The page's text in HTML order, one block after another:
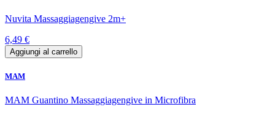
Nuvita Massaggiagengive 2m+
6,49 €
Aggiungi al carrello
MAM
MAM Guantino Massaggiagengive in Microfibra